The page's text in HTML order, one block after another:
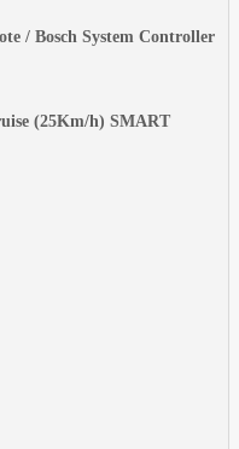
/ Bosch System Controller
(25Km/h) SMART